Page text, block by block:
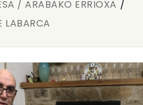
/ ARABAKO ERRIOXA /
LABARCA